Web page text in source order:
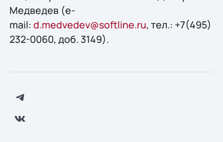
Медведев (e-
mail: d.medvedev@softline.ru, тел.: +7(495)
232-0060, доб. 3149).